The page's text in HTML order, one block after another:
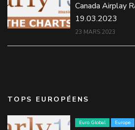
Canada Airplay
19.03.2023
23 MARS 2023
TOPS EUROPÉENS
Euro Global Europe